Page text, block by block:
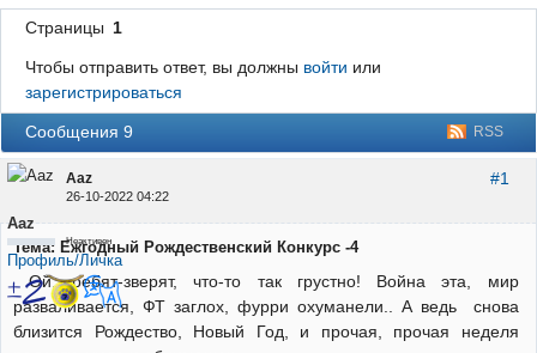
Вход
Страницы 1
Чтобы отправить ответ, вы должны войти или
зарегистрироваться
RSS
Сообщения 9
#1
Aaz
26-10-2022 04:22
Aaz
Неактивен
Профиль/Личка
Тема: Ежгодный Рождественский Конкурс -4
Ой, ребят-зверят, что-то так грустно! Война эта, мир
разваливается, ФТ заглох, фурри охуманели.. А ведь снова
близится Рождество, Новый Год, и прочая, прочая неделя